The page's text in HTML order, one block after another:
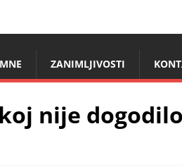
ZANIMLJIVOSTI
nije